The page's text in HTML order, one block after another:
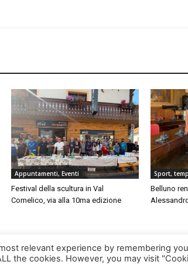
Appuntamenti, Eventi
Festival della scultura in Val
Comelico, via alla 10ma edizione
Sport,
Belluno
relevant experience by remembering
the cookies. However, you may visit